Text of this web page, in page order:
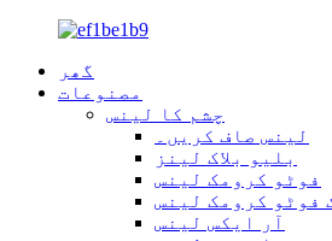
گھر
مصنوعات
چشم کا لینس
لینس صاف کریں۔
بلیو بلاک لینز
فوٹو کرومک لینس
فوٹو کرومک لینس
آر ایکس لینس